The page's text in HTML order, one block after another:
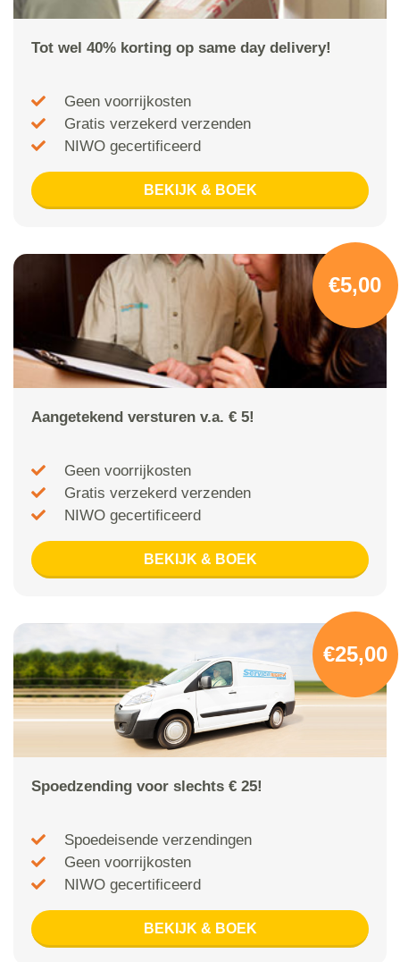
Tot wel 40% korting op same day delivery!
Geen voorrijkosten
Gratis verzekerd verzenden
NIWO gecertificeerd
BEKIJK & BOEK
€5,00
Aangetekend versturen v.a. € 5!
Geen voorrijkosten
Gratis verzekerd verzenden
NIWO gecertificeerd
BEKIJK & BOEK
€25,00
Spoedzending voor slechts € 25!
Spoedeisende verzendingen
Geen voorrijkosten
NIWO gecertificeerd
BEKIJK & BOEK